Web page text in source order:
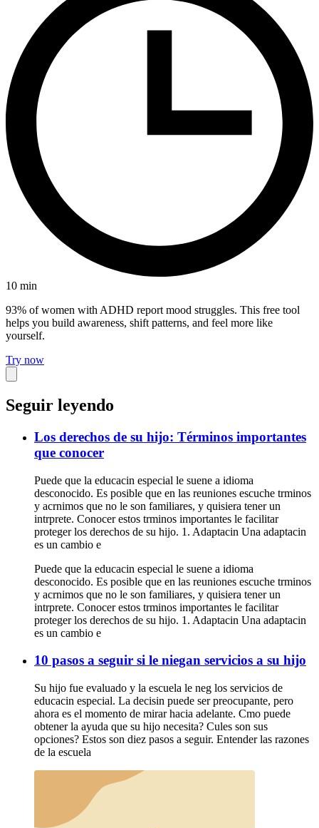
10 min
93% of women with ADHD report mood struggles. This free tool
helps you build awareness, shift patterns, and feel more like
yourself.
Try now
Seguir leyendo
Los derechos de su hijo: Términos importantes
que conocer
Puede que la educacin especial le suene a idioma
desconocido. Es posible que en las reuniones escuche trminos
y acrnimos que no le son familiares, y quisiera tener un
intrprete. Conocer estos trminos importantes le facilitar
proteger los derechos de su hijo. 1. Adaptacin Una adaptacin
es un cambio e
Puede que la educacin especial le suene a idioma
desconocido. Es posible que en las reuniones escuche trminos
y acrnimos que no le son familiares, y quisiera tener un
intrprete. Conocer estos trminos importantes le facilitar
proteger los derechos de su hijo. 1. Adaptacin Una adaptacin
es un cambio e
10 pasos a seguir si le niegan servicios a su hijo
Su hijo fue evaluado y la escuela le neg los servicios de
educacin especial. La decisin puede ser preocupante, pero
ahora es el momento de mirar hacia adelante. Cmo puede
obtener la ayuda que su hijo necesita? Cules son sus
opciones? Estos son diez pasos a seguir. Entender las razones
de la escuela